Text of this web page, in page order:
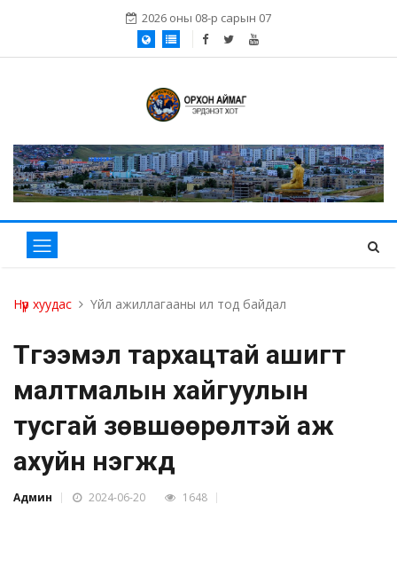
2026 оны 08-р сарын 07
Нүүр хуудас Үйл ажиллагааны ил тод байдал
Түгээмэл тархацтай ашигт
малтмалын хайгуулын
тусгай зөвшөөрөлтэй аж
ахуйн нэгжүүд
Админ 2024-06-20 1648